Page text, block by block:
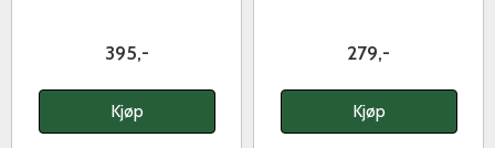
395,-
Kjøp
279,-
Kjøp